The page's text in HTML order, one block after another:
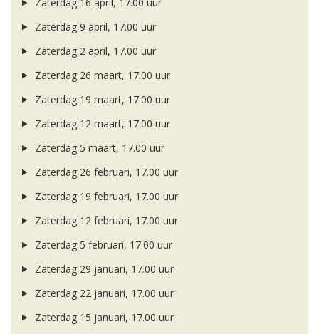
Zaterdag 16 april, 17.00 uur
Zaterdag 9 april, 17.00 uur
Zaterdag 2 april, 17.00 uur
Zaterdag 26 maart, 17.00 uur
Zaterdag 19 maart, 17.00 uur
Zaterdag 12 maart, 17.00 uur
Zaterdag 5 maart, 17.00 uur
Zaterdag 26 februari, 17.00 uur
Zaterdag 19 februari, 17.00 uur
Zaterdag 12 februari, 17.00 uur
Zaterdag 5 februari, 17.00 uur
Zaterdag 29 januari, 17.00 uur
Zaterdag 22 januari, 17.00 uur
Zaterdag 15 januari, 17.00 uur